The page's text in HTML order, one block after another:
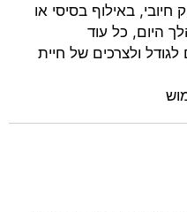
חיובי, באילוף בסיסי או
היום, כל עוד
ולצרכים של חיית